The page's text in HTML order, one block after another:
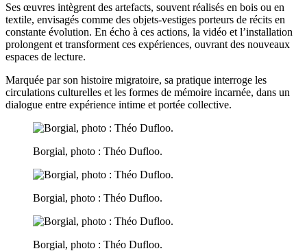
Ses œuvres intègrent des artefacts, souvent réalisés en bois ou en
textile, envisagés comme des objets-vestiges porteurs de récits en
constante évolution. En écho à ces actions, la vidéo et l’installation
prolongent et transforment ces expériences, ouvrant des nouveaux
espaces de lecture.
Marquée par son histoire migratoire, sa pratique interroge les
circulations culturelles et les formes de mémoire incarnée, dans un
dialogue entre expérience intime et portée collective.
Borgial, photo : Théo Dufloo.
Borgial, photo : Théo Dufloo.
Borgial, photo : Théo Dufloo.